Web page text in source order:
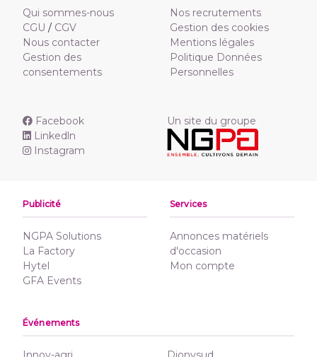
Qui sommes-nous
CGU / CGV
Nous contacter
Gestion des
consentements
Nos recrutements
Gestion des cookies
Mentions légales
Politique Données
Personnelles
Facebook
Linkedln
Instagram
Un site du groupe
Publicité
NGPA Solutions
La Factory
Hytel
GFA Events
Services
Annonces matériels
d'occasion
Mon compte
Événements